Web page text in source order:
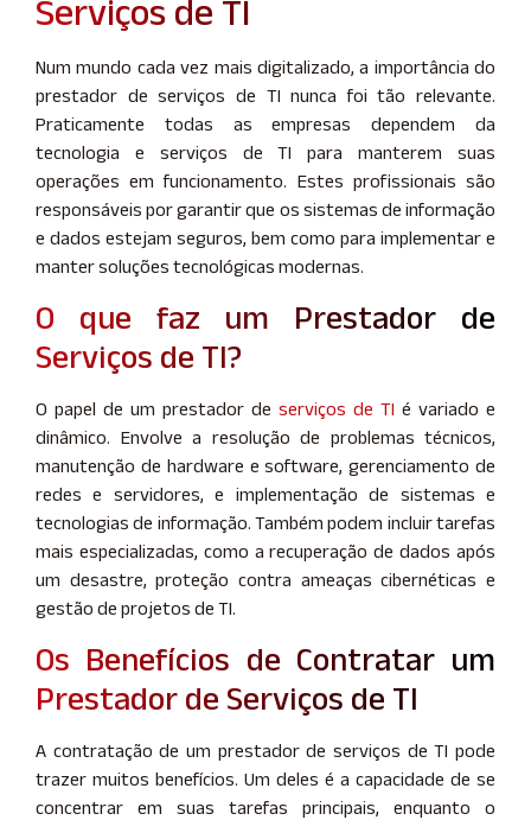
Serviços de TI
Num mundo cada vez mais digitalizado, a importância do
prestador de serviços de TI nunca foi tão relevante.
Praticamente todas as empresas dependem da
tecnologia e serviços de TI para manterem suas
operações em funcionamento. Estes profissionais são
responsáveis por garantir que os sistemas de informação
e dados estejam seguros, bem como para implementar e
manter soluções tecnológicas modernas.
O que faz um Prestador de
Serviços de TI?
O papel de um prestador de serviços de TI é variado e
dinâmico. Envolve a resolução de problemas técnicos,
manutenção de hardware e software, gerenciamento de
redes e servidores, e implementação de sistemas e
tecnologias de informação. Também podem incluir tarefas
mais especializadas, como a recuperação de dados após
um desastre, proteção contra ameaças cibernéticas e
gestão de projetos de TI.
Os Benefícios de Contratar um
Prestador de Serviços de TI
A contratação de um prestador de serviços de TI pode
trazer muitos benefícios. Um deles é a capacidade de se
concentrar em suas tarefas principais, enquanto o